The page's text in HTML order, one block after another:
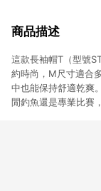
商品描述
這款長袖帽T（型號
約時尚，M尺寸適合
中也能保持舒適乾爽
閒釣魚還是專業比賽